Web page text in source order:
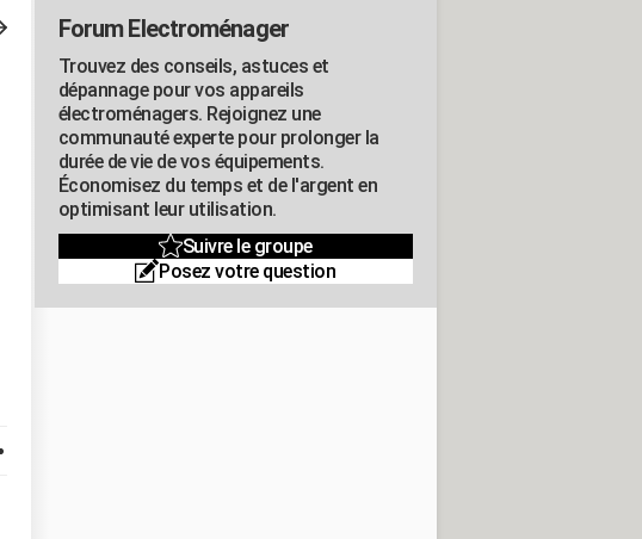
Forum Electroménager
Trouvez des conseils, astuces et
dépannage pour vos appareils
électroménagers. Rejoignez une
communauté experte pour prolonger la
durée de vie de vos équipements.
Économisez du temps et de l'argent en
optimisant leur utilisation.
Suivre le groupe
Posez votre question